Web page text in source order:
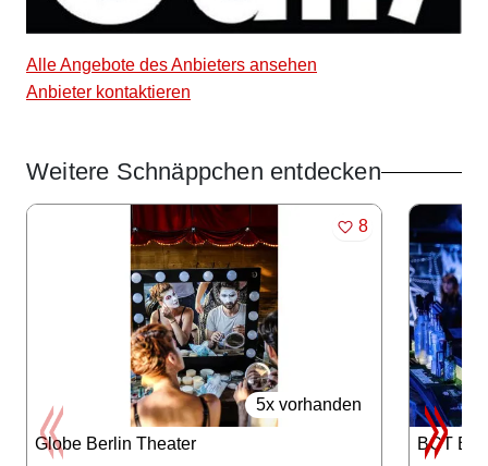
Alle Angebote des Anbieters ansehen
Anbieter kontaktieren
Weitere Schnäppchen entdecken
Angebote im Slider
5x vorhanden
MERKEN
8
Globe Berlin Theater BCT